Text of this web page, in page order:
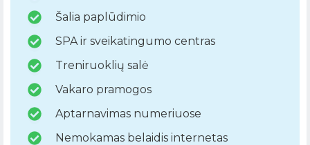
Šalia paplūdimio
SPA ir sveikatingumo centras
Treniruoklių salė
Vakaro pramogos
Aptarnavimas numeriuose
Nemokamas belaidis internetas